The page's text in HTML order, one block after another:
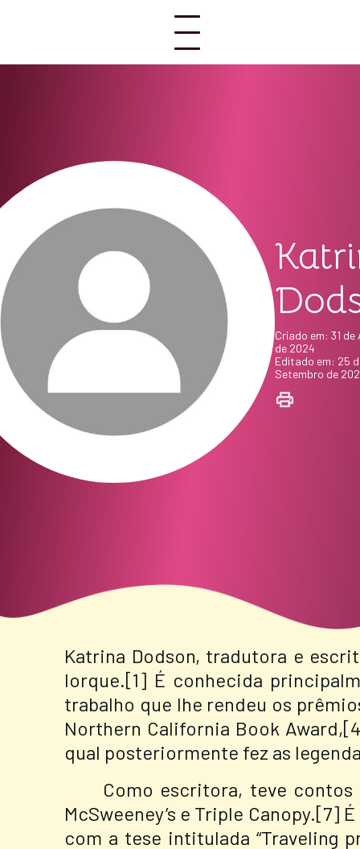
Criado em: 31
de 2024
Editado em: 25
Setembro de
Katrina Dodson, tradutora e
Iorque.[1] É conhecida
trabalho que lhe rendeu os
Northern California Book
qual posteriormente fez as
Como escritora, teve
McSweeney’s e Triple Canopy.[7]
com a tese intitulada “Traveling